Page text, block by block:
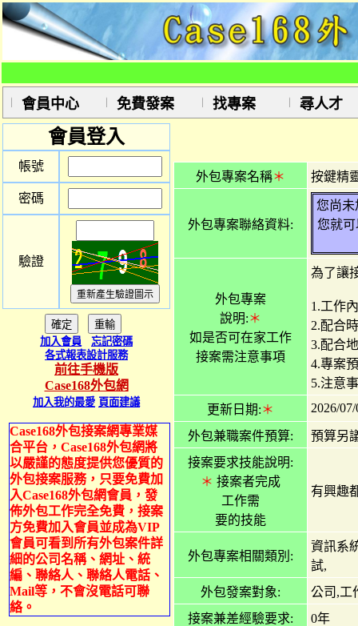
會員中心 免費發案 找專案 尋人才
會員登入
帳號
密碼
驗證
加入會員
忘記密碼
各式報表設計服務
前往手機版
Case168外包網
加入我的最愛 頁面建議
Case168外包接案網專業媒
合平台，Case168外包網將
以嚴謹的態度提供您優質的
外包接案服務，只要免費加
入Case168外包網會員，發
佈外包工作完全免費，接案
方免費加入會員並成為VIP
會員可看到所有外包案件詳
細的公司名稱、網址、統
編、聯絡人、聯絡人電話、
Mail等，不會沒電話可聯
絡。
外包專案名稱＊ 按鍵精
外包專案聯絡資料:
您尚未
您就
外包專案
說明:＊
如是否可在家工作
接案需注意事項
為了讓
1.工作
2.配合
3.配合
4.專案
5.注意
更新日期:＊ 2026/
外包兼職案件預算:
預算另
接案要求技能說明:
＊ 接案者完成
工作需
要的技能
有興趣
外包專案相關類別:
資訊系
試,
外包發案對象:
公司,工
接案兼差經驗要求:
0年